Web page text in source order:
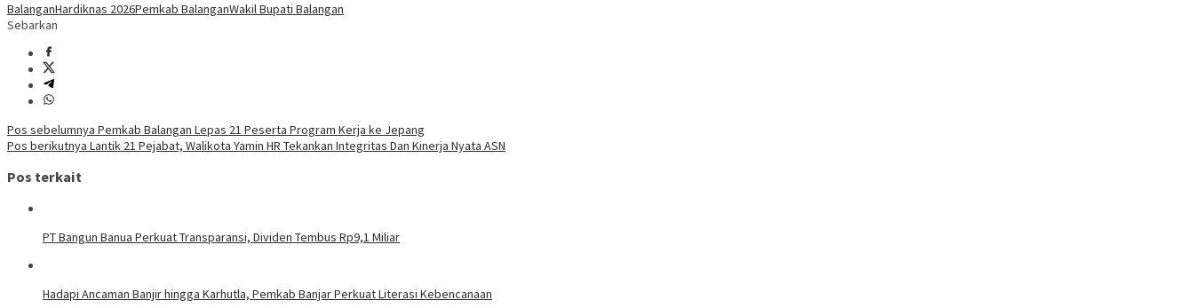
BalanganHardiknas 2026Pemkab BalanganWakil Bupati Balangan
Sebarkan
Navigasi
pos
Pos sebelumnya Pemkab Balangan Lepas 21 Peserta Program Kerja ke Jepang
Pos berikutnya Lantik 21 Pejabat, Walikota Yamin HR Tekankan Integritas Dan Kinerja Nyata ASN
Pos terkait
PT Bangun Banua Perkuat Transparansi, Dividen Tembus Rp9,1 Miliar
Hadapi Ancaman Banjir hingga Karhutla, Pemkab Banjar Perkuat Literasi Kebencanaan